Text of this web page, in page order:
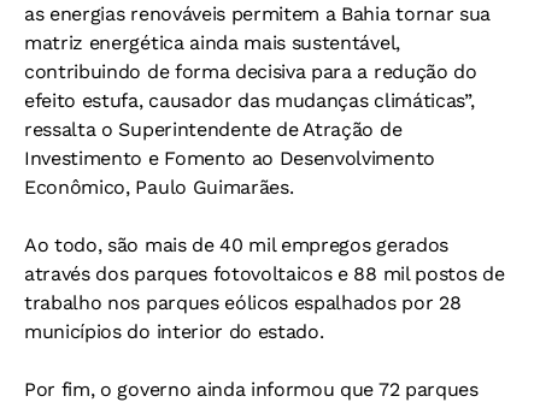
as energias renováveis permitem a Bahia tornar sua
matriz energética ainda mais sustentável,
contribuindo de forma decisiva para a redução do
efeito estufa, causador das mudanças climáticas”,
ressalta o Superintendente de Atração de
Investimento e Fomento ao Desenvolvimento
Econômico, Paulo Guimarães.
Ao todo, são mais de 40 mil empregos gerados
através dos parques fotovoltaicos e 88 mil postos de
trabalho nos parques eólicos espalhados por 28
municípios do interior do estado.
Por fim, o governo ainda informou que 72 parques